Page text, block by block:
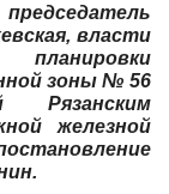
власти
зоны № 56
Рязанским
железной